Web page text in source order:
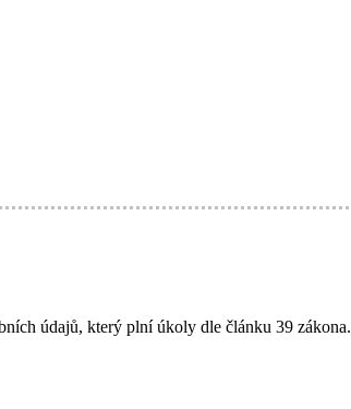
údajů, který plní úkoly dle článku 39 zákona.